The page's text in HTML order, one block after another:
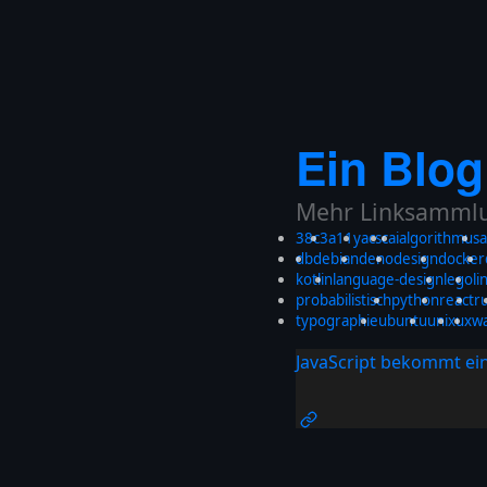
Ein Blog
Mehr
38c3a11yacscaialgorithmus
dbdebiandenodesigndocker
kotlinlanguage-designlego
probabilistischpythonreact
typographieubuntuunixux
JavaScript bekommt